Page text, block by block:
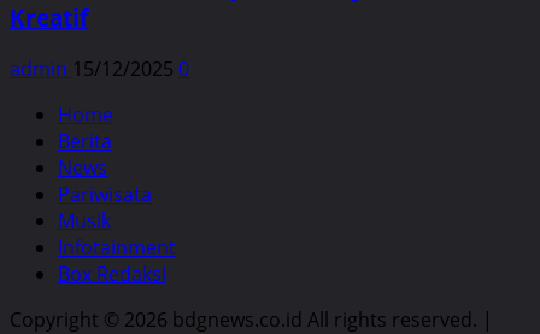
Kreatif
admin 15/12/2025 0
Home
Berita
News
Pariwisata
Musik
Infotainment
Box Redaksi
Copyright © 2026 bdgnews.co.id All rights reserved. |